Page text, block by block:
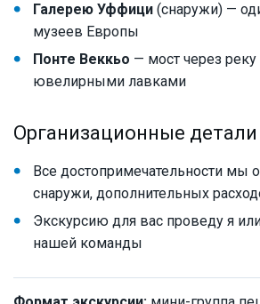
Галерею Уффици (снаружи) —
музеев Европы
Понте Веккьо — мост через
ювелирными лавками
Организационные детали
Все достопримечательности мы
снаружи, дополнительных
Экскурсию для вас проведу я
нашей команды